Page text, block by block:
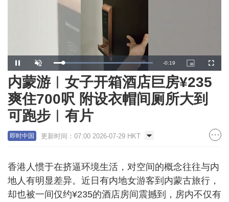
Unmute Loaded:
100.00%
内蒙游︱女子开箱酒店巨房¥235
爽住700呎 附设衣帽间厕所大到
可跑步︱有片
即时中国 更新时间：07:00 2026-07-29 HKT
香港人惯于在挤逼环境生活，对空间的概念往往与内
地人有明显差异。近日有内地女游客到内蒙古旅行，
却也被一间仅约¥235的酒店房间震撼到，房内不仅有